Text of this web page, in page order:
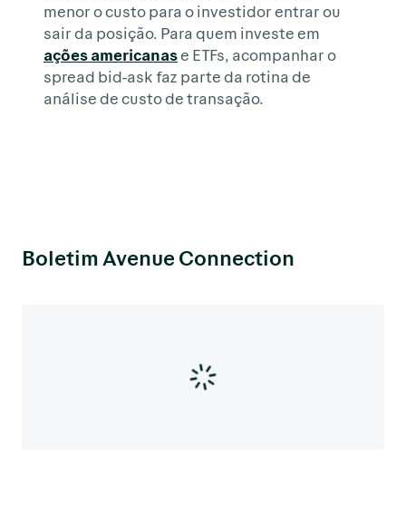
menor o custo para o investidor entrar ou
sair da posição. Para quem investe em
ações americanase ETFs, acompanhar o
spread bid-ask faz parte da rotina de
análise de custo de transação.
Boletim Avenue Connection